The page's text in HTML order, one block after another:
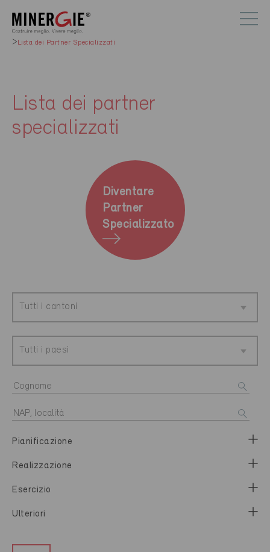
Lista dei Partner Specializzati
Lista dei partner
specializzati
Diventare
Partner
Specializzato
Tutti i cantoni
Tutti i paesi
Pianificazione
Realizzazione
Esercizio
Ulteriori